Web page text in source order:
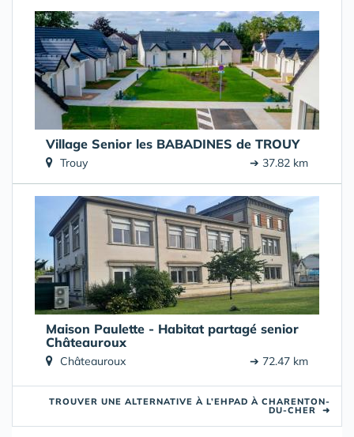
Village Senior les BABADINES de TROUY
Trouy ➔ 37.82 km
Maison Paulette - Habitat partagé senior
Châteauroux
Châteauroux ➔ 72.47 km
TROUVER UNE ALTERNATIVE À L’EHPAD À CHARENTON-
DU-CHER ➜